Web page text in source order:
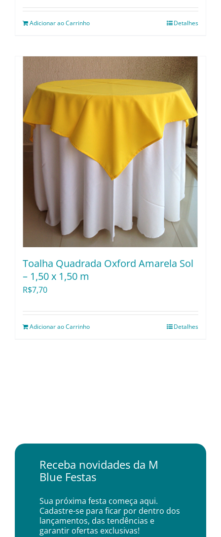
Adicionar ao Carrinho Detalhes
Toalha Quadrada Oxford Amarela Sol
– 1,50 x 1,50 m
R$7,70
Adicionar ao Carrinho Detalhes
Receba novidades da M
Blue Festas
Sua próxima festa começa aqui.
Cadastre-se para ficar por dentro dos
lançamentos, das tendências e
garantir ofertas exclusivas!